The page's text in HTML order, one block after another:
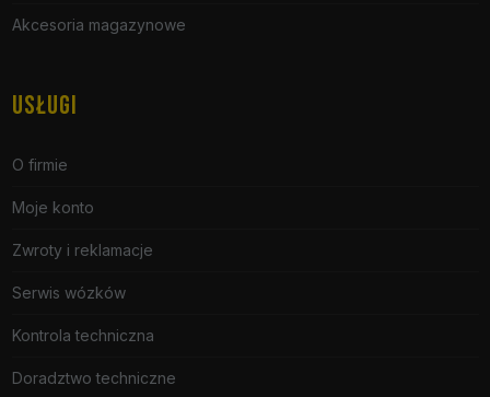
Akcesoria magazynowe
USŁUGI
O firmie
Moje konto
Zwroty i reklamacje
Serwis wózków
Kontrola techniczna
Doradztwo techniczne